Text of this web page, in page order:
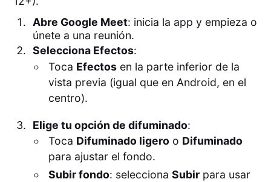
Abre Google Meet: inicia la app y empieza o
únete a una reunión.
Selecciona Efectos:
Toca Efectos en la parte inferior de la
vista previa (igual que en Android, en el
centro).
Elige tu opción de difuminado:
Toca Difuminado ligero o Difuminado
para ajustar el fondo.
Subir fondo: seleccionaSubir para usar